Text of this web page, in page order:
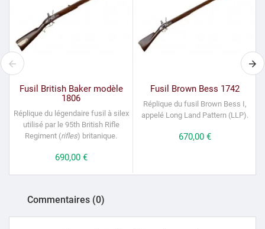
Fusil British Baker modèle
1806
Réplique du légendaire fusil à silex
utilisé par le 95th British Rifle
Regiment (rifles) britanique.
Prix
690,00 €
Fusil Brown Bess 1742
Réplique du fusil Brown Bess I,
appelé Long Land Pattern (LLP).
Prix
670,00 €
Commentaires (0)